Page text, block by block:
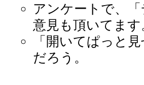
アンケートで、
意見も頂いてます
「開いてぱっと
だろう。